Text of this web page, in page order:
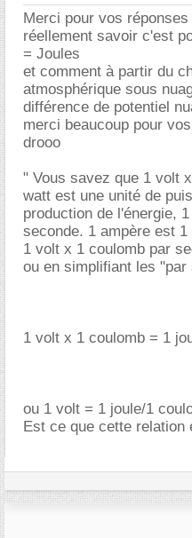
Merci pour vos
réellement savoir c'est
= Joules
et comment à partir du
atmosphérique sous
différence de potentiel
merci beaucoup pour
drooo
" Vous savez que 1 volt
watt est une unité de
production de l'énergie,
seconde. 1 ampère est
1 volt x 1 coulomb par
ou en simplifiant les "par
1 volt x 1 coulomb = 1
ou 1 volt = 1 joule/1
Est ce que cette